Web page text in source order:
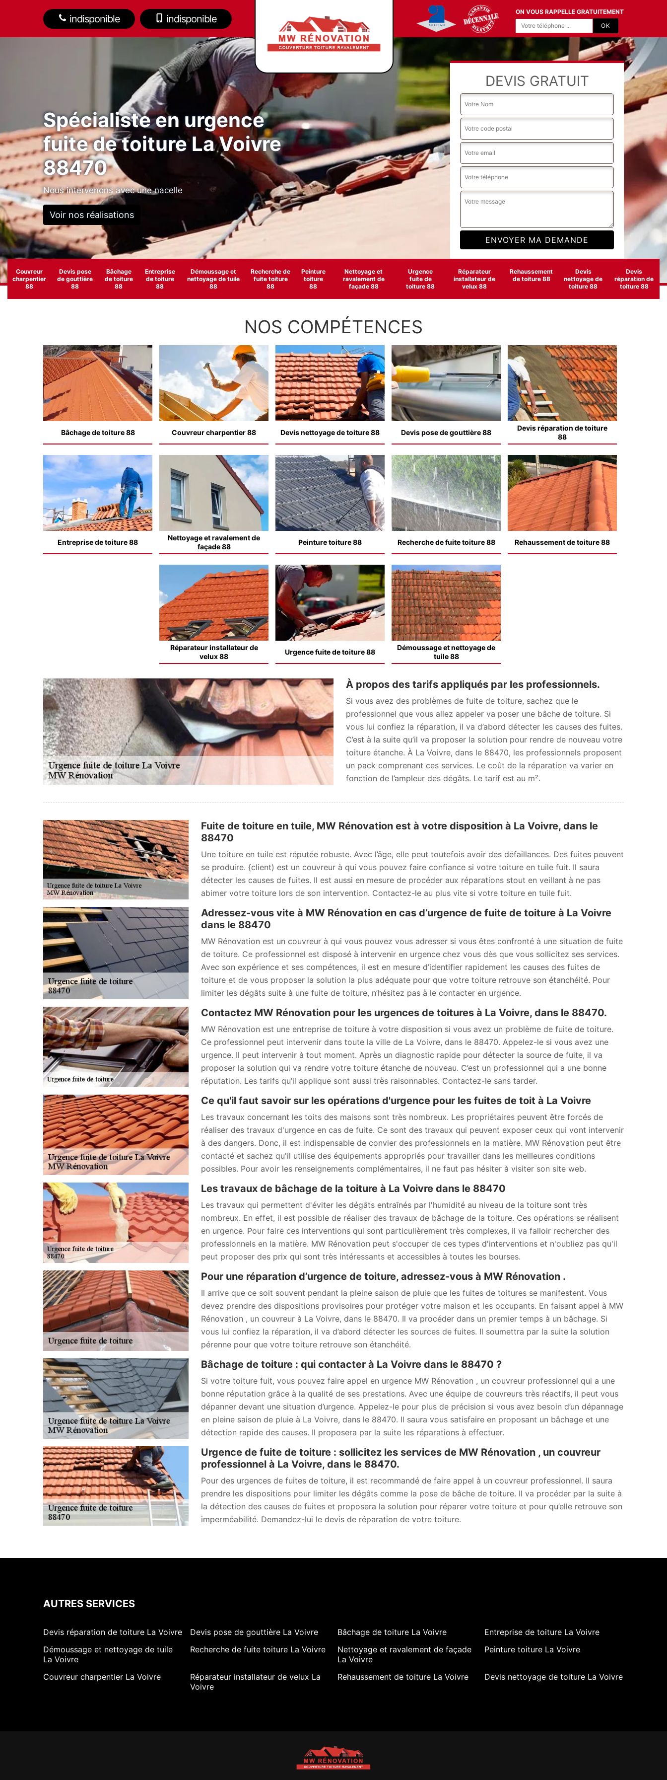
indisponible indisponible
ON VOUS RAPPELLE GRATUITEMENT
Spécialiste en urgence
fuite de toiture La Voivre
88470
Nous intervenons avec une nacelle
Voir nos réalisations
DEVIS GRATUIT
Couvreur
charpentier
88
Devis pose
de gouttière
88
Bâchage
de toiture
88
Entreprise
de toiture
88
Démoussage et
nettoyage de tuile
88
Recherche de
fuite toiture
88
Peinture
toiture
88
Nettoyage et
ravalement de
façade 88
Urgence
fuite de
toiture 88
Réparateur
installateur de
velux 88
Rehaussement
de toiture 88
Devis
nettoyage de
toiture 88
Devis
réparation de
toiture 88
NOS COMPÉTENCES
Bâchage de toiture 88 Couvreur charpentier 88 Devis nettoyage de toiture 88 Devis pose de gouttière 88
Devis réparation de toiture
88
Entreprise de toiture 88
Nettoyage et ravalement de
façade 88
Peinture toiture 88 Recherche de fuite toiture 88 Rehaussement de toiture 88
Réparateur installateur de
velux 88
Urgence fuite de toiture 88
Démoussage et nettoyage de
tuile 88
À propos des tarifs appliqués par les professionnels.
Si vous avez des problèmes de fuite de toiture, sachez que le
professionnel que vous allez appeler va poser une bâche de toiture. Si
vous lui confiez la réparation, il va d’abord détecter les causes des fuites.
C’est à la suite qu’il va proposer la solution pour rendre de nouveau votre
toiture étanche. À La Voivre, dans le 88470, les professionnels proposent
un pack comprenant ces services. Le coût de la réparation va varier en
fonction de l’ampleur des dégâts. Le tarif est au m².
Fuite de toiture en tuile, MW Rénovation est à votre disposition à La Voivre, dans le
88470
Une toiture en tuile est réputée robuste. Avec l’âge, elle peut toutefois avoir des défaillances. Des fuites peuvent
se produire. {client) est un couvreur à qui vous pouvez faire confiance si votre toiture en tuile fuit. Il saura
détecter les causes de fuites. Il est aussi en mesure de procéder aux réparations stout en veillant à ne pas
abimer votre toiture lors de son intervention. Contactez-le au plus vite si votre toiture en tuile fuit.
Adressez-vous vite à MW Rénovation en cas d’urgence de fuite de toiture à La Voivre
dans le 88470
MW Rénovation est un couvreur à qui vous pouvez vous adresser si vous êtes confronté à une situation de fuite
de toiture. Ce professionnel est disposé à intervenir en urgence chez vous dès que vous sollicitez ses services.
Avec son expérience et ses compétences, il est en mesure d’identifier rapidement les causes des fuites de
toiture et de vous proposer la solution la plus adéquate pour que votre toiture retrouve son étanchéité. Pour
limiter les dégâts suite à une fuite de toiture, n’hésitez pas à le contacter en urgence.
Contactez MW Rénovation pour les urgences de toitures à La Voivre, dans le 88470.
MW Rénovation est une entreprise de toiture à votre disposition si vous avez un problème de fuite de toiture.
Ce professionnel peut intervenir dans toute la ville de La Voivre, dans le 88470. Appelez-le si vous avez une
urgence. Il peut intervenir à tout moment. Après un diagnostic rapide pour détecter la source de fuite, il va
proposer la solution qui va rendre votre toiture étanche de nouveau. C’est un professionnel qui a une bonne
réputation. Les tarifs qu’il applique sont aussi très raisonnables. Contactez-le sans tarder.
Ce qu'il faut savoir sur les opérations d'urgence pour les fuites de toit à La Voivre
Les travaux concernant les toits des maisons sont très nombreux. Les propriétaires peuvent être forcés de
réaliser des travaux d'urgence en cas de fuite. Ce sont des travaux qui peuvent exposer ceux qui vont intervenir
à des dangers. Donc, il est indispensable de convier des professionnels en la matière. MW Rénovation peut être
contacté et sachez qu'il utilise des équipements appropriés pour travailler dans les meilleures conditions
possibles. Pour avoir les renseignements complémentaires, il ne faut pas hésiter à visiter son site web.
Les travaux de bâchage de la toiture à La Voivre dans le 88470
Les travaux qui permettent d'éviter les dégâts entraînés par l'humidité au niveau de la toiture sont très
nombreux. En effet, il est possible de réaliser des travaux de bâchage de la toiture. Ces opérations se réalisent
en urgence. Pour faire ces interventions qui sont particulièrement très complexes, il va falloir rechercher des
professionnels en la matière. MW Rénovation peut s'occuper de ces types d'interventions et n'oubliez pas qu'il
peut proposer des prix qui sont très intéressants et accessibles à toutes les bourses.
Pour une réparation d’urgence de toiture, adressez-vous à MW Rénovation .
Il arrive que ce soit souvent pendant la pleine saison de pluie que les fuites de toitures se manifestent. Vous
devez prendre des dispositions provisoires pour protéger votre maison et les occupants. En faisant appel à MW
Rénovation , un couvreur à La Voivre, dans le 88470. Il va procéder dans un premier temps à un bâchage. Si
vous lui confiez la réparation, il va d’abord détecter les sources de fuites. Il soumettra par la suite la solution
pérenne pour que votre toiture retrouve son étanchéité.
Bâchage de toiture : qui contacter à La Voivre dans le 88470 ?
Si votre toiture fuit, vous pouvez faire appel en urgence MW Rénovation , un couvreur professionnel qui a une
bonne réputation grâce à la qualité de ses prestations. Avec une équipe de couvreurs très réactifs, il peut vous
dépanner devant une situation d’urgence. Appelez-le pour plus de précision si vous avez besoin d’un dépannage
en pleine saison de pluie à La Voivre, dans le 88470. Il saura vous satisfaire en proposant un bâchage et une
détection rapide des causes. Il proposera par la suite les réparations à effectuer.
Urgence de fuite de toiture : sollicitez les services de MW Rénovation , un couvreur
professionnel à La Voivre, dans le 88470.
Pour des urgences de fuites de toiture, il est recommandé de faire appel à un couvreur professionnel. Il saura
prendre les dispositions pour limiter les dégâts comme la pose de bâche de toiture. Il va procéder par la suite à
la détection des causes de fuites et proposera la solution pour réparer votre toiture et pour qu’elle retrouve son
imperméabilité. Demandez-lui le devis de réparation de votre toiture.
AUTRES SERVICES
Devis réparation de toiture La Voivre Devis pose de gouttière La Voivre Bâchage de toiture La Voivre
Entreprise de toiture La Voivre
Démoussage et nettoyage de tuile
La Voivre
Recherche de fuite toiture La Voivre
Nettoyage et ravalement de façade
La Voivre
Peinture toiture La Voivre
Couvreur charpentier La Voivre
Réparateur installateur de velux La
Voivre
Rehaussement de toiture La Voivre Devis nettoyage de toiture La Voivre